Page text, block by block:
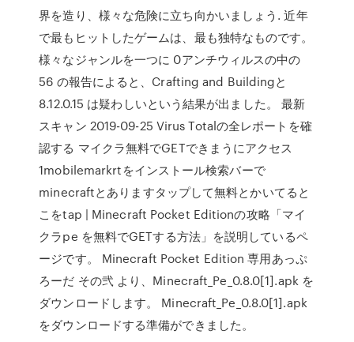
界を造り、様々な危険に立ち向かいましょう. 近年
で最もヒットしたゲームは、最も独特なものです。
様々なジャンルを一つに 0アンチウィルスの中の
56 の報告によると、Crafting and Buildingと
8.12.0.15 は疑わしいという結果が出ました。 最新
スキャン 2019-09-25 Virus Totalの全レポートを確
認する マイクラ無料でGETできまうにアクセス
1mobilemarkrtをインストール検索バーで
minecraftとありますタップして無料とかいてると
こをtap | Minecraft Pocket Editionの攻略「マイ
クラpe を無料でGETする方法」を説明しているペ
ージです。 Minecraft Pocket Edition 専用あっぷ
ろーだ その弐 より、Minecraft_Pe_0.8.0[1].apk を
ダウンロードします。 Minecraft_Pe_0.8.0[1].apk
をダウンロードする準備ができました。